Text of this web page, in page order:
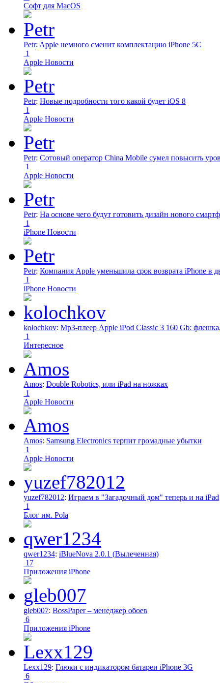
Софт для MacOS
Petr: Apple немного сменит комплектацию iPhone 5C
1
Apple Новости
Petr: Новые подробности того какой будет iOS 8
1
Apple Новости
Petr: Сотовый оператор China Mobile сумел повысить
1
Apple Новости
Petr: На основе чего будут готовить дизайн нового
1
iPhone Новости
Petr: Компания Apple уменьшила срок возврата iPhone в
1
iPhone Новости
kolochkov: Mp3-плеер Apple iPod Classic 3 160 Gb:
1
Интересное
Amos: Double Robotics, или iPad на ножках
1
Apple Новости
Amos: Samsung Electronics терпит громадные убытки
1
Apple Новости
yuzef782012: Играем в "Загадочный дом" теперь и на iPad
1
Блог им. Pola
qwer1234: iBlueNova 2.0.1 (Вылеченная)
17
Приложения iPhone
gleb007: BossPaper – менеджер обоев
6
Приложения iPhone
Lexx129: Глюки с индикатором батареи iPhone 3G
6